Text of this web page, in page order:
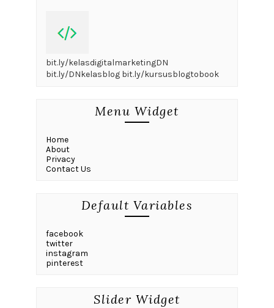
bit.ly/kelasdigitalmarketingDN
bit.ly/DNkelasblog bit.ly/kursusblogtobook
Menu Widget
Home
About
Privacy
Contact Us
Default Variables
facebook
twitter
instagram
pinterest
Slider Widget